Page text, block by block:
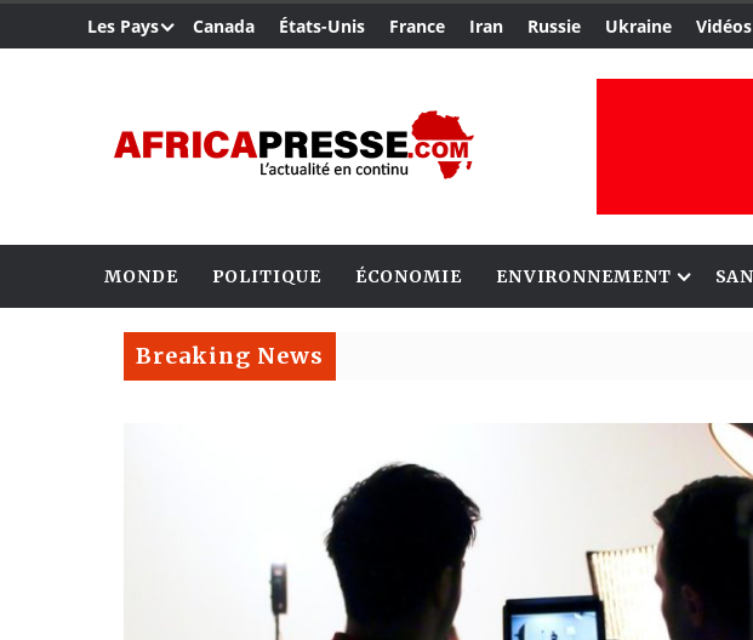
Les Pays Canada États-Unis France Iran Russie Ukraine Vidéos
MONDE POLITIQUE ÉCONOMIE ENVIRONNEMENT
Breaking News